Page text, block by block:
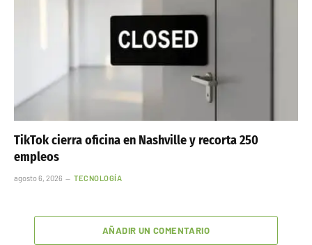
TikTok cierra oficina en Nashville y recorta 250
empleos
agosto 6, 2026 TECNOLOGÍA
AÑADIR UN COMENTARIO